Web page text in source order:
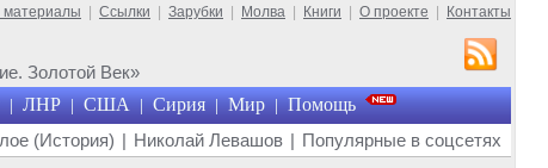
материалы Ссылки Зарубки Молва Книги О проекте Контакты
Золотой Век»
| ЛНР | США | Сирия | Мир | Помощь
(История) | Николай Левашов | Популярные в соцсетях